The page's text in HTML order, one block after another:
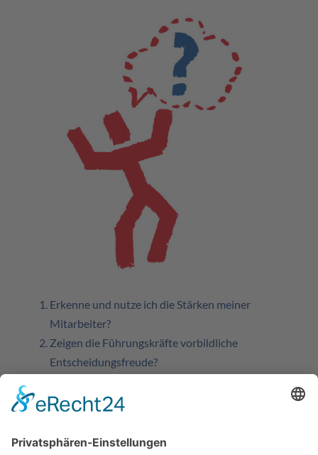
Erkenne und nutze ich die Stärken meiner
Mitarbeiter?
Zeigen die Führungskräfte vorbildliche
Entscheidungsfreude?
Sind die Resultate von Besprechungen und
Vermarkten wir aktiv den Service unseres